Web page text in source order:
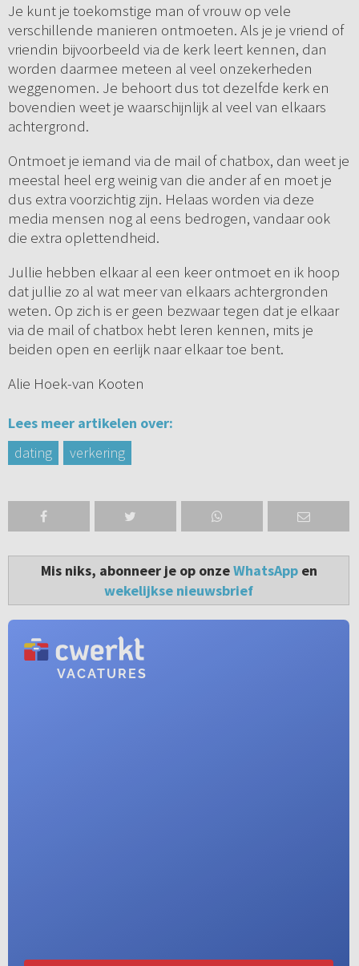
Je kunt je toekomstige man of vrouw op vele
verschillende manieren ontmoeten. Als je je vriend of
vriendin bijvoorbeeld via de kerk leert kennen, dan
worden daarmee meteen al veel onzekerheden
weggenomen. Je behoort dus tot dezelfde kerk en
bovendien weet je waarschijnlijk al veel van elkaars
achtergrond.
Ontmoet je iemand via de mail of chatbox, dan weet je
meestal heel erg weinig van die ander af en moet je
dus extra voorzichtig zijn. Helaas worden via deze
media mensen nog al eens bedrogen, vandaar ook
die extra oplettendheid.
Jullie hebben elkaar al een keer ontmoet en ik hoop
dat jullie zo al wat meer van elkaars achtergronden
weten. Op zich is er geen bezwaar tegen dat je elkaar
via de mail of chatbox hebt leren kennen, mits je
beiden open en eerlijk naar elkaar toe bent.
Alie Hoek-van Kooten
Lees meer artikelen over:
dating
verkering
Mis niks, abonneer je op onzeWhatsAppen
wekelijkse nieuwsbrief